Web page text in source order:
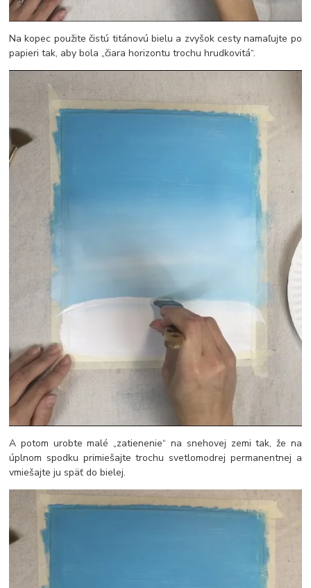
Na kopec použite čistú titánovú bielu a zvyšok cesty namaľujte po
papieri tak, aby bola „čiara horizontu trochu hrudkovitá“.
A potom urobte malé „zatienenie“ na snehovej zemi tak, že na
úplnom spodku primiešajte trochu svetlomodrej permanentnej a
vmiešajte ju späť do bielej.